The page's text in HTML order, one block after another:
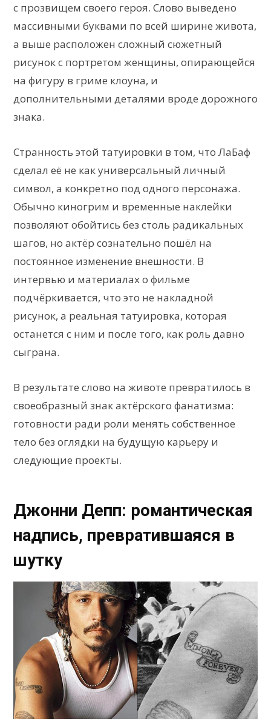
с прозвищем своего героя. Слово выведено
массивными буквами по всей ширине живота,
а выше расположен сложный сюжетный
рисунок с портретом женщины, опирающейся
на фигуру в гриме клоуна, и
дополнительными деталями вроде дорожного
знака.
Странность этой татуировки в том, что ЛаБаф
сделал её не как универсальный личный
символ, а конкретно под одного персонажа.
Обычно киногрим и временные наклейки
позволяют обойтись без столь радикальных
шагов, но актёр сознательно пошёл на
постоянное изменение внешности. В
интервью и материалах о фильме
подчёркивается, что это не накладной
рисунок, а реальная татуировка, которая
останется с ним и после того, как роль давно
сыграна.
В результате слово на животе превратилось в
своеобразный знак актёрского фанатизма:
готовности ради роли менять собственное
тело без оглядки на будущую карьеру и
следующие проекты.
Джонни Депп: романтическая
надпись, превратившаяся в
шутку